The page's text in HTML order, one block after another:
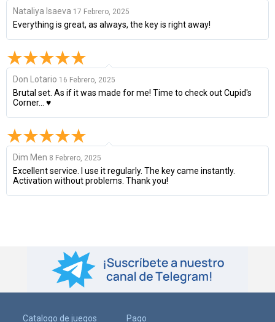
Nataliya Isaeva 17 Febrero, 2025
Everything is great, as always, the key is right away!
Don Lotario 16 Febrero, 2025
Brutal set. As if it was made for me! Time to check out Cupid's
Corner... ♥
Dim Men 8 Febrero, 2025
Excellent service. I use it regularly. The key came instantly.
Activation without problems. Thank you!
Catalogo de juegos Pago